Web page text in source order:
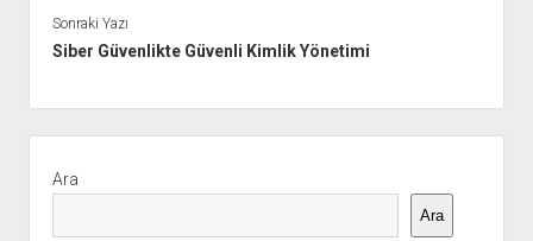
Sonraki Yazı
Siber Güvenlikte Güvenli Kimlik Yönetimi
Menü
Ara
Ara